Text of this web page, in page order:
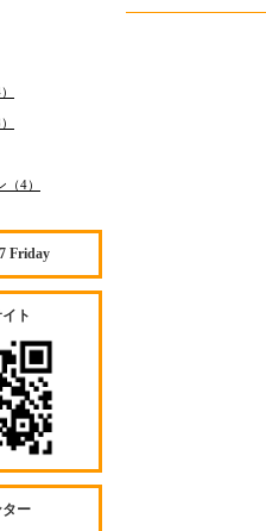
4）
Friday
ト
ター